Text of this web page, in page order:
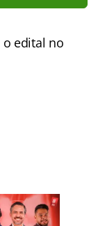
edital no